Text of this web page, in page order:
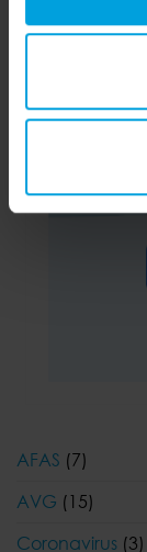
AFAS (7)
AVG (15)
Coronavirus (3)